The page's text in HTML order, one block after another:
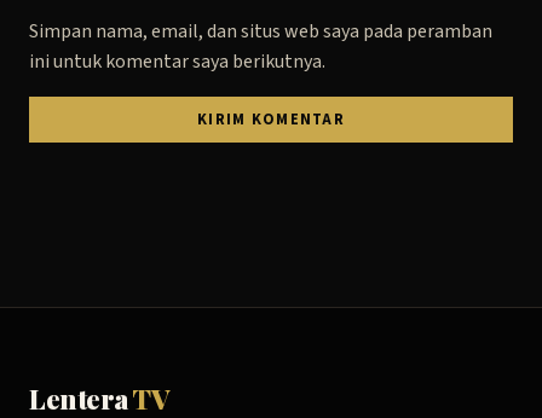
Simpan nama, email, dan situs web saya pada peramban
ini untuk komentar saya berikutnya.
LenteraTV